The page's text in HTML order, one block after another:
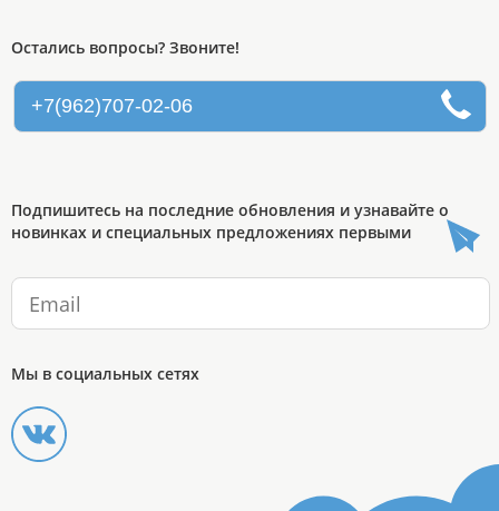
Остались вопросы? Звоните!
+7(962)707-02-06
Подпишитесь на последние обновления и узнавайте о
новинках и специальных предложениях первыми
Мы в социальных сетях